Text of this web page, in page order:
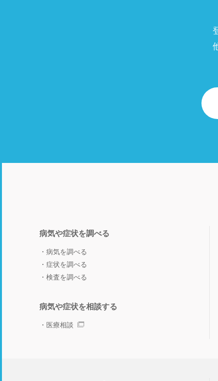
病気や症状を調べる
病気を調べる
症状を調べる
検査を調べる
病気や症状を相談する
医療相談